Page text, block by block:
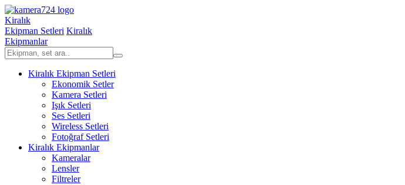
Kiralık
Ekipman Setleri Kiralık
Ekipmanlar
Kiralık Ekipman Setleri
Ekonomik Setler
Kamera Setleri
Işık Setleri
Ses Setleri
Wireless Setleri
Fotoğraf Setleri
Kiralık Ekipmanlar
Kameralar
Lensler
Filtreler